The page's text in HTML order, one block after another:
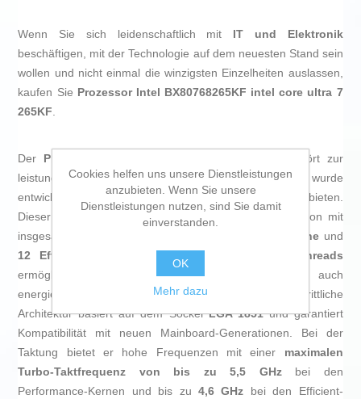
Wenn Sie sich leidenschaftlich mit IT und Elektronik
beschäftigen, mit der Technologie auf dem neuesten Stand sein
wollen und nicht einmal die winzigsten Einzelheiten auslassen,
kaufen Sie Prozessor Intel BX80768265KF intel core ultra 7
265KF.
Der Prozessor BX80768265KF
gehört zur
leistungsstarken SerieIntel Core Ultra 7(Serie 2) und wurde
entwickelt, um Spitzenleistung in High-End-Systemen zu bieten.
Dieser
verfügt über eine hybride Konfiguration mit
insgesamt
8 Performance-Kerne und
12 Efficient-Kerne
20 Verarbeitungsthreads
ermöglichen und sowohl rechenintensive als auch
energieeffiziente Aufgaben optimieren. Seine fortschrittliche
Architektur basiert auf dem SockelLGA 1851und garantiert
Kompatibilität mit neuen Mainboard-Generationen. Bei der
Taktung bietet er hohe Frequenzen mit einer maximalen
Turbo-Taktfrequenz von bis zu 5,5 GHzbei den
Performance-Kernen und bis zu 4,6 GHz bei den Efficient-
Cookies helfen uns unsere Dienstleistungen
anzubieten. Wenn Sie unsere
Dienstleistungen nutzen, sind Sie damit
einverstanden.
OK
Mehr dazu